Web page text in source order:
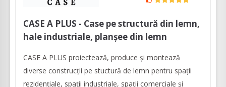
CASE A PLUS - Case pe structură din lemn,
hale industriale, planșee din lemn
CASE A PLUS proiectează, produce și montează
diverse construcții pe stuctură de lemn pentru spații
rezidențiale, spații industriale, spații comerciale și